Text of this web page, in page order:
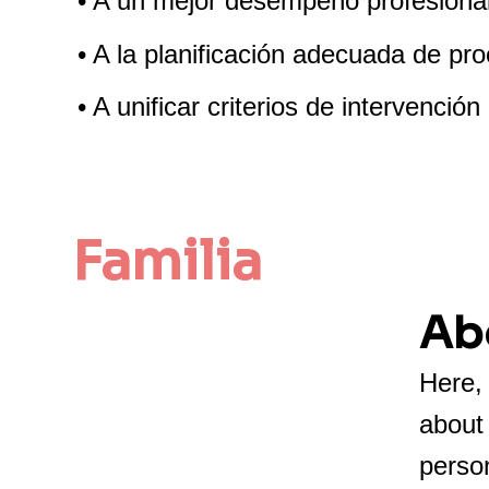
• A la planificación adecuada de
• A unificar criterios de
Familia